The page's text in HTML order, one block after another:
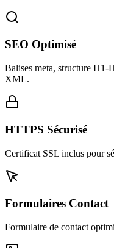
SEO Optimisé
Balises meta, structure H1-
XML.
HTTPS Sécurisé
Certificat SSL inclus pour
Formulaires Contact
Formulaire de contact